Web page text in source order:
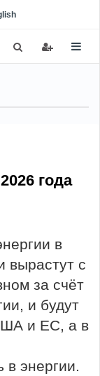
года
в
вырастут с
за счёт
и будут
и ЕС, а в
в энергии.